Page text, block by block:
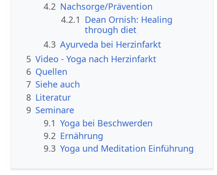
4.2 Nachsorge/Prävention
4.2.1 Dean Ornish: Healing
through diet
4.3 Ayurveda bei Herzinfarkt
5 Video - Yoga nach Herzinfarkt
6 Quellen
7 Siehe auch
8 Literatur
9 Seminare
9.1 Yoga bei Beschwerden
9.2 Ernährung
9.3 Yoga und Meditation Einführung